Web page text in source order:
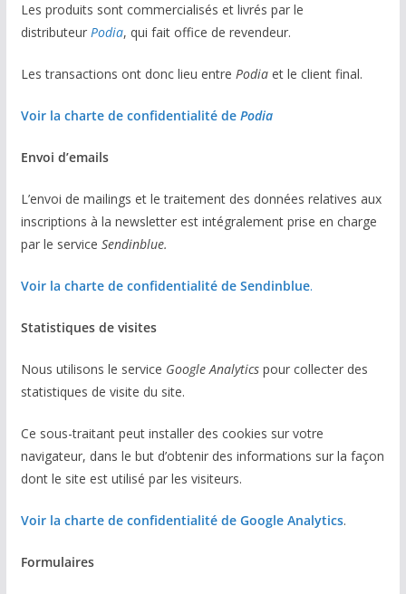
Les produits sont commercialisés et livrés par le
distributeur Podia, qui fait office de revendeur.
Les transactions ont donc lieu entre Podiaet le client final.
Voir la charte de confidentialité de Podia
Envoi d’emails
L’envoi de mailings et le traitement des données relatives aux
inscriptions à la newsletter est intégralement prise en charge
par le service Sendinblue.
Voir la charte de confidentialité de Sendinblue.
Statistiques de visites
Nous utilisons le service Google Analyticspour collecter des
statistiques de visite du site.
Ce sous-traitant peut installer des cookies sur votre
navigateur, dans le but d’obtenir des informations sur la façon
dont le site est utilisé par les visiteurs.
Voir la charte de confidentialité de Google Analytics.
Formulaires